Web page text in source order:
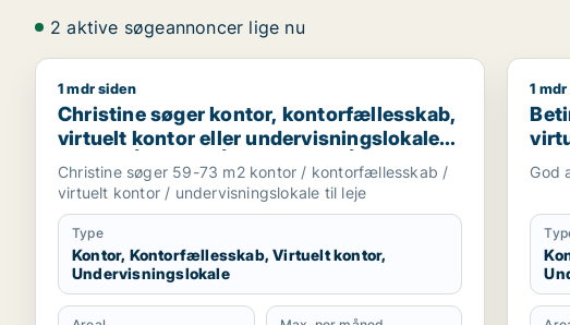
2 aktive søgeannoncer lige nu
Christine søger kontor, kontorfællesskab, virtuelt kontor
1 mdr siden
Christine søger kontor, kontorfællesskab,
virtuelt kontor eller undervisningslokale
til leje i Århus C, Århus N eller Århus V
m.fl.
Christine søger 59-73 m2 kontor / kontorfællesskab /
virtuelt kontor / undervisningslokale til leje
Type
Kontor, Kontorfællesskab, Virtuelt kontor,
Undervisningslokale
1
God